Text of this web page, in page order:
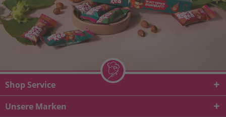
Shop Service
Unsere Marken